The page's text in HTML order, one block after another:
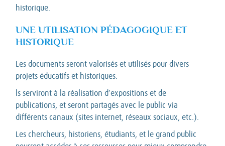
historique.
UNE UTILISATION PÉDAGOGIQUE ET
HISTORIQUE
Les documents seront valorisés et utilisés pour divers
projets éducatifs et historiques.
ls serviront à la réalisation d’expositions et de
publications, et seront partagés avec le public via
différents canaux (sites internet, réseaux sociaux, etc.).
Les chercheurs, historiens, étudiants, et le grand public